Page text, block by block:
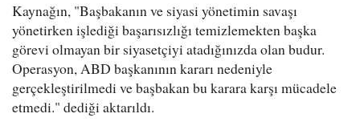
Kaynağın, "Başbakanın ve siyasi yönetimin savaşı
yönetirken işlediği başarısızlığı temizlemekten başka
görevi olmayan bir siyasetçiyi atadığınızda olan budur.
Operasyon, ABD başkanının kararı nedeniyle
gerçekleştirilmedi ve başbakan bu karara karşı mücadele
etmedi." dediği aktarıldı.